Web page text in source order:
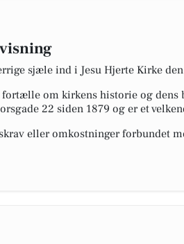
sjæle ind i Jesu Hjerte Kirke
om kirkens historie og dens
22 siden 1879 og er et
eller omkostninger forbundet